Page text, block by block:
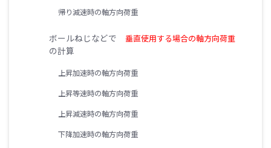
帰り減速時の軸方向荷重
ボールねじなどで 垂直使用する場合の軸方向荷重
の計算
上昇加速時の軸方向荷重
上昇等速時の軸方向荷重
上昇減速時の軸方向荷重
下降加速時の軸方向荷重